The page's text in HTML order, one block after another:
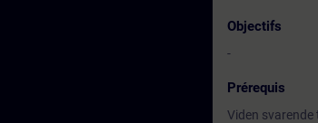
Objectifs
-
Prérequis
Viden svarende